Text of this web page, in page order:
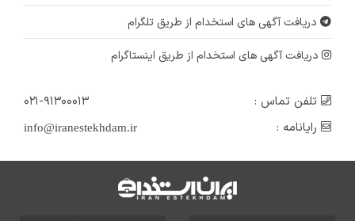
دریافت آگهی های استخدام از طریق تلگرام
دریافت آگهی های استخدام از طریق اینستاگرام
تلفن تماس :
۰۲۱-۹۱۳۰۰۰۱۳
رایانامه :
info@iranestekhdam.ir